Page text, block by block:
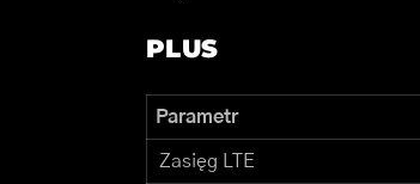
PLUS
Parametr
Zasięg LTE